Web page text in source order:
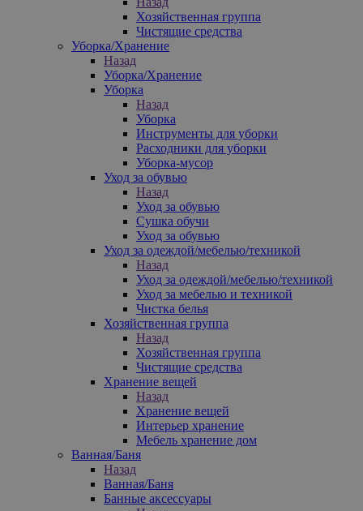
Хозяйственная группа
Чистящие средства
Уборка/Хранение
Назад
Уборка/Хранение
Уборка
Назад
Уборка
Инструменты для уборки
Расходники для уборки
Уборка-мусор
Уход за обувью
Назад
Уход за обувью
Сушка обучи
Уход за обувью
Уход за одеждой/мебелью/техникой
Назад
Уход за одеждой/мебелью/техникой
Уход за мебелью и техникой
Чистка белья
Хозяйственная группа
Назад
Хозяйственная группа
Чистящие средства
Хранение вещей
Назад
Хранение вещей
Интерьер хранение
Мебель хранение дом
Ванная/Баня
Назад
Ванная/Баня
Банные аксессуары